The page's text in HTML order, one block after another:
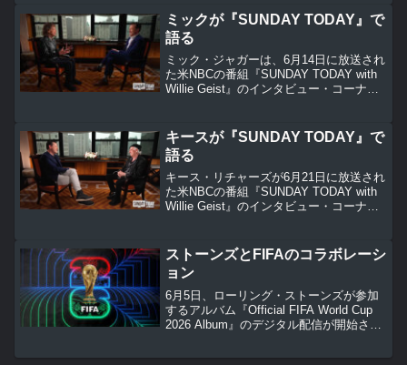
ミックが『SUNDAY TODAY』で
語る
ミック・ジャガーは、6月14日に放送され
た米NBCの番組『SUNDAY TODAY with
Willie Geist』のインタビュー・コーナー
た。
キースが『SUNDAY TODAY』で
語る
キース・リチャーズが6月21日に放送され
た米NBCの番組『SUNDAY TODAY with
Willie Geist』のインタビュー・コーナー
た。
ストーンズとFIFAのコラボレーシ
ョン
6月5日、ローリング・ストーンズが参加
するアルバム『Official FIFA World Cup
2026 Album』のデジタル配信が開始され